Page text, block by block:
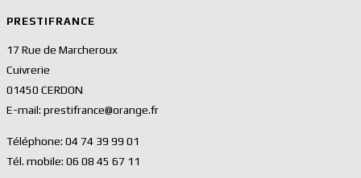
PRESTIFRANCE
17 Rue de Marcheroux
Cuivrerie
01450 CERDON
E-mail: prestifrance@orange.fr
Téléphone: 04 74 39 99 01
Tél. mobile: 06 08 45 67 11